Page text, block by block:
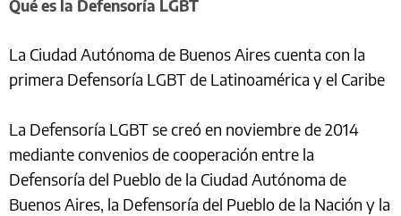
Qué es la Defensoría LGBT
La Ciudad Autónoma de Buenos Aires cuenta con la
primera Defensoría LGBT de Latinoamérica y el Caribe
La Defensoría LGBT se creó en noviembre de 2014
mediante convenios de cooperación entre la
Defensoría del Pueblo de la Ciudad Autónoma de
Buenos Aires, la Defensoría del Pueblo de la Nación y la